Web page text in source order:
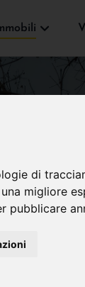
di
migliore
pubblicare